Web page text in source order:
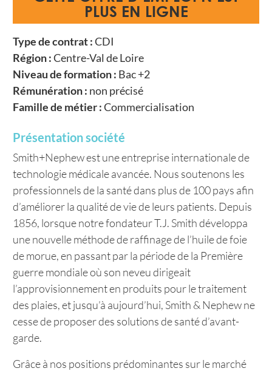
PLUS EN LIGNE
Type de contrat :CDI
Région :Centre-Val de Loire
Niveau de formation : Bac +2
Rémunération : non précisé
Famille de métier :Commercialisation
Présentation société
Smith+Nephew est une entreprise internationale de
technologie médicale avancée. Nous soutenons les
professionnels de la santé dans plus de 100 pays afin
d’améliorer la qualité de vie de leurs patients. Depuis
1856, lorsque notre fondateur T.J. Smith développa
une nouvelle méthode de raffinage de l’huile de foie
de morue, en passant par la période de la Première
guerre mondiale où son neveu dirigeait
l’approvisionnement en produits pour le traitement
des plaies, et jusqu’à aujourd’hui, Smith & Nephew ne
cesse de proposer des solutions de santé d’avant-
garde.
Grâce à nos positions prédominantes sur le marché